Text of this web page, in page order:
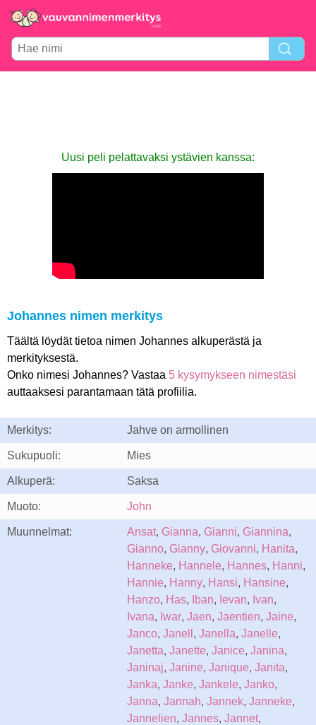
Uusi peli pelattavaksi ystävien kanssa:
Johannes nimen merkitys
Täältä löydät tietoa nimen Johannes alkuperästä ja
merkityksestä.
Onko nimesi Johannes? Vastaa 5 kysymykseen nimestäsi
auttaaksesi parantamaan tätä profiilia.
Merkitys: Jahve on armollinen
Sukupuoli: Mies
Alkuperä: Saksa
Muoto: John
Muunnelmat: Ansat, Gianna, Gianni, Giannina,
Gianno, Gianny, Giovanni, Hanita,
Hanneke, Hannele, Hannes, Hanni,
Hannie, Hanny, Hansi, Hansine,
Hanzo, Has, Iban, Ievan, Ivan,
Ivana, Iwar, Jaen, Jaentien, Jaine,
Janco, Janell , Janella, Janelle,
Janetta, Janette, Janice, Janina,
Janinaj, Janine, Janique, Janita,
Janka, Janke, Jankele, Janko,
Janna, Jannah, Jannek, Janneke,
Jannelien, Jannes, Jannet,